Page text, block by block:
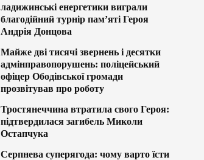
ладижинські енергетики виграли
благодійний турнір пам’яті Героя
Андрія Донцова
Майже дві тисячі звернень і десятки
адмінправопорушень: поліцейський
офіцер Ободівської громади
прозвітував про роботу
Тростянеччина втратила свого Героя:
підтвердилася загибель Миколи
Остапчука
Серпнева суперягода: чому варто їсти